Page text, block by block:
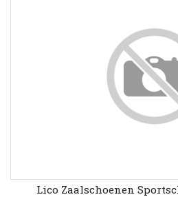
Lico Zaalschoenen